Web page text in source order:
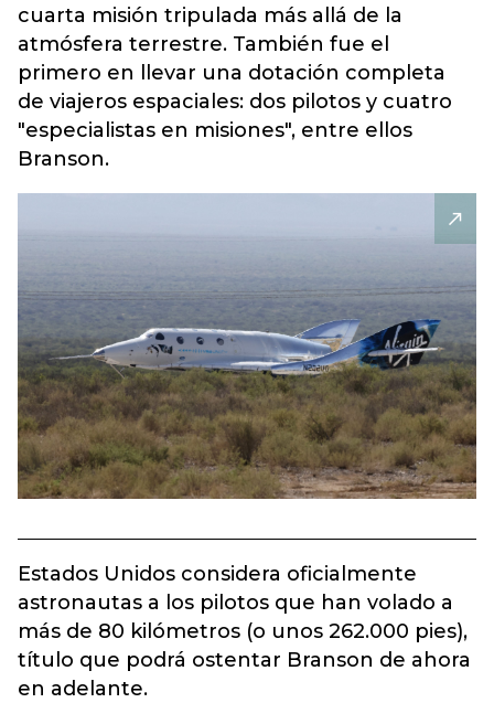
cuarta misión tripulada más allá de la
atmósfera terrestre. También fue el
primero en llevar una dotación completa
de viajeros espaciales: dos pilotos y cuatro
"especialistas en misiones", entre ellos
Branson.
Estados Unidos considera oficialmente
astronautas a los pilotos que han volado a
más de 80 kilómetros (o unos 262.000 pies),
título que podrá ostentar Branson de ahora
en adelante.